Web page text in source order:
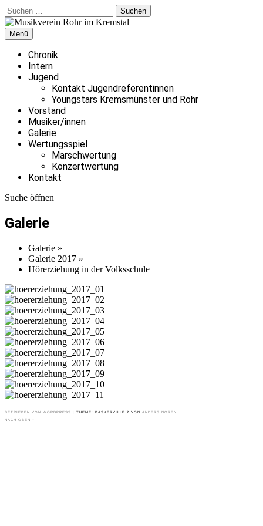
Zum
Inhalt
springen
Suchen
Suchen
nach:
Musikverein Rohr im Kremstal
Willkommen auf der Website des Musikvereins Rohr im Kremstal.
Wir wünschen viel Freude beim durchstöbern!
Menü
Chronik
Intern
Jugend
Kontakt Jugendreferentinnen
Youngstars Kremsmünster und Rohr
Vorstand
Musiker/innen
Galerie
Wertungsspiel
Marschwertung
Konzertwertung
Kontakt
Suche öffnen
Galerie
Galerie »
Galerie 2017 »
Hörerziehung in der Volksschule
BETRIEBEN VON WORDPRESS | THEME: BASKERVILLE 2 VON ANDERS NOREN
NACH OBEN ↑